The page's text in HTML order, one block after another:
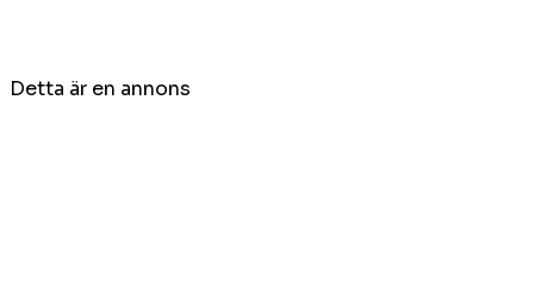
Detta är en annons